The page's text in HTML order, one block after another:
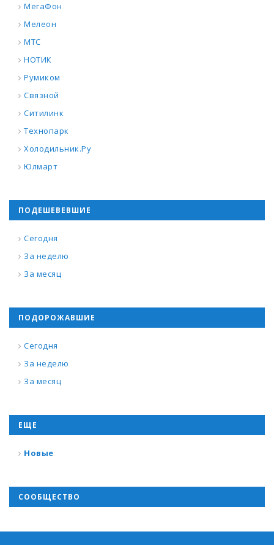
МегаФон
Мелеон
МТС
НОТИК
Румиком
Связной
Ситилинк
Технопарк
Холодильник.Ру
Юлмарт
ПОДЕШЕВЕВШИЕ
Сегодня
За неделю
За месяц
ПОДОРОЖАВШИЕ
Сегодня
За неделю
За месяц
ЕЩЕ
Новые
СООБЩЕСТВО